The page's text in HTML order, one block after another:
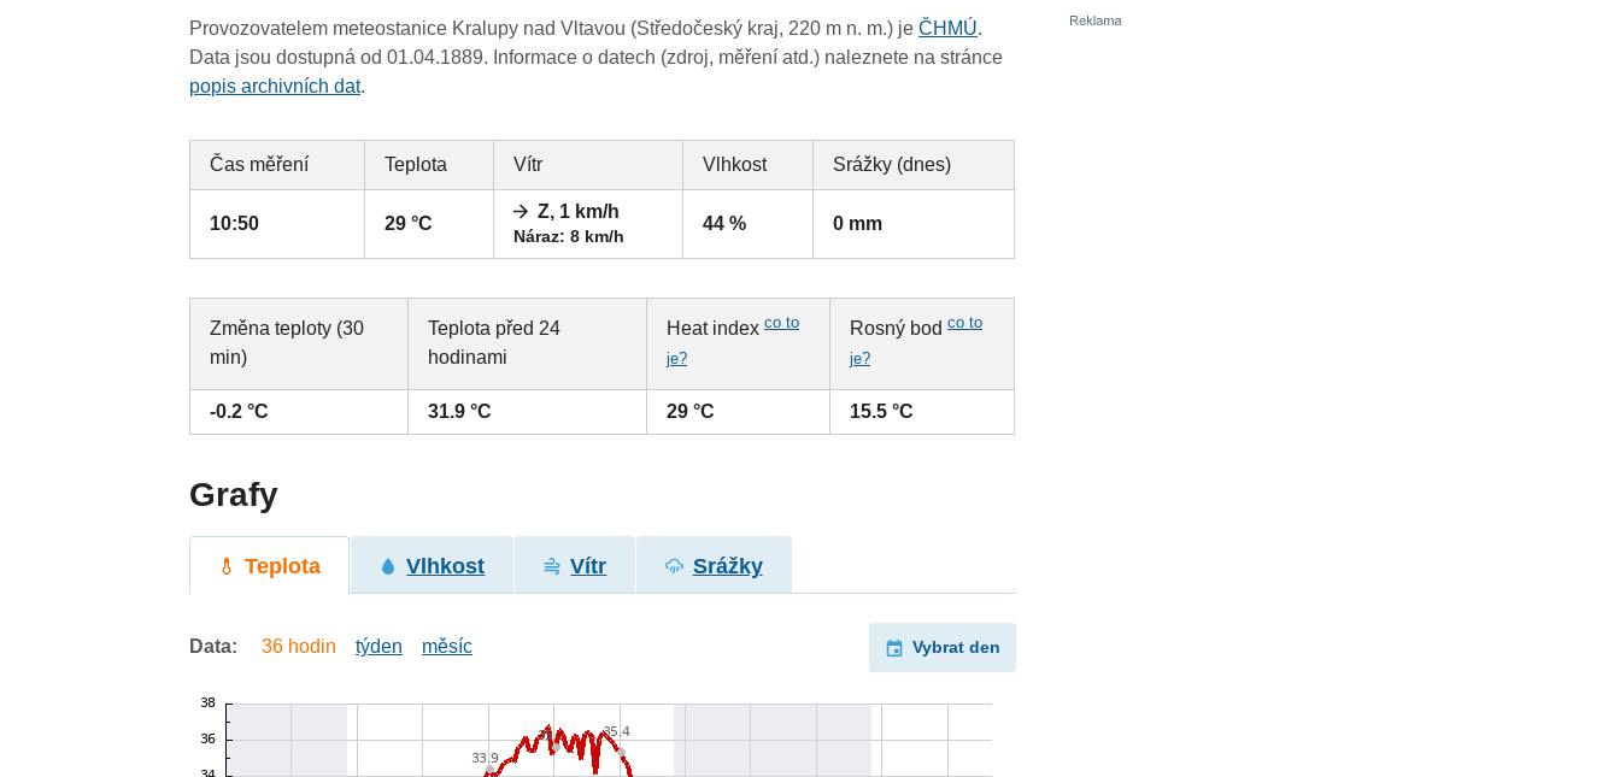
Provozovatelem meteostanice Kralupy nad Vltavou (Středočeský kraj, 220 m n. m.) jeČHMÚ.
Data jsou dostupná od 01.04.1889. Informace o datech (zdroj, měření atd.) naleznete na stránce
popis archivních dat.
Čas měření Teplota Vítr Vlhkost Srážky (dnes)
10:50 29 °C
Z, 1 km/h
Náraz: 8 km/h
44 % 0 mm
Změna teploty (30
min)
Teplota před 24
hodinami
Heat indexco to
je?
Rosný bodco to
je?
-0.2 °C 31.9 °C 29 °C 15.5 °C
Grafy
Teplota Vlhkost Vítr Srážky
Data: 36 hodin týden měsíc Vybrat den